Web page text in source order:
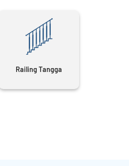
Railing Tangga